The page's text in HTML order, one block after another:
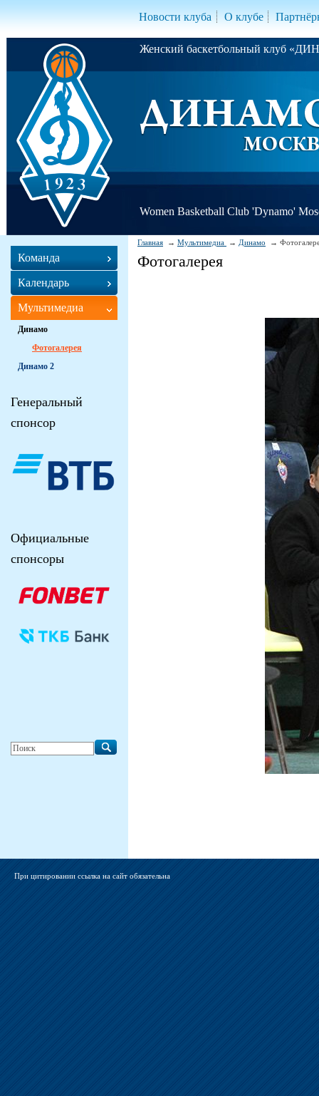
Новости клуба О клубе
Женский баскетбольный клуб
Women Basketball Club 'Dynamo'
Главная Мультимедиа Динамо
Фотогалерея
Команда
Календарь
Мультимедиа
Динамо
Фотогалерея
Динамо 2
Генеральный
спонсор
Официальные
спонсоры
При цитировании ссылка на сайт обязательна